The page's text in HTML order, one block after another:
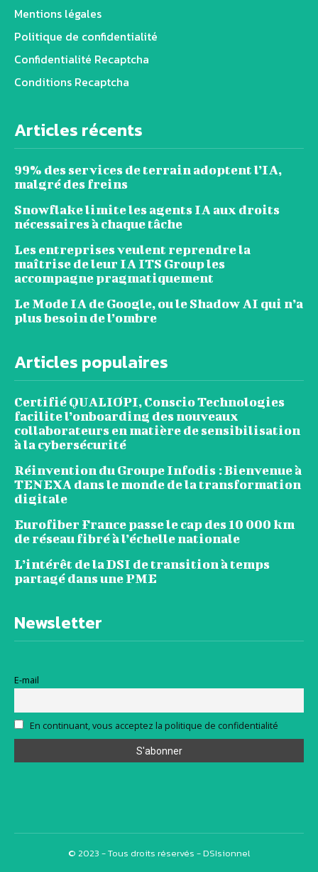
Mentions légales
Politique de confidentialité
Confidentialité Recaptcha
Conditions Recaptcha
Articles récents
99% des services de terrain adoptent l’IA,
malgré des freins
Snowflake limite les agents IA aux droits
nécessaires à chaque tâche
Les entreprises veulent reprendre la
maîtrise de leur IA ITS Group les
accompagne pragmatiquement
Le Mode IA de Google, ou le Shadow AI qui n’a
plus besoin de l’ombre
Articles populaires
Certifié QUALIOPI, Conscio Technologies
facilite l’onboarding des nouveaux
collaborateurs en matière de sensibilisation
à la cybersécurité
Réinvention du Groupe Infodis : Bienvenue à
TENEXA dans le monde de la transformation
digitale
Eurofiber France passe le cap des 10 000 km
de réseau fibré à l’échelle nationale
L’intérêt de la DSI de transition à temps
partagé dans une PME
Newsletter
E-mail
En continuant, vous acceptez la politique de confidentialité
© 2023 - Tous droits réservés - DSIsionnel